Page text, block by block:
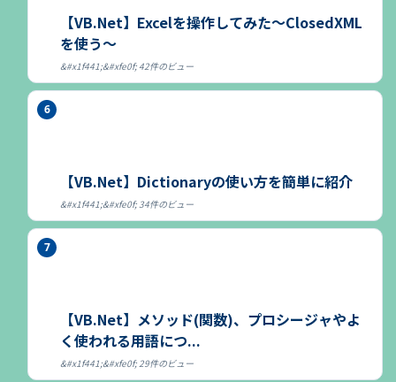
【VB.Net】Excelを操作してみた～ClosedXML
を使う～
42件のビュー
【VB.Net】Dictionaryの使い方を簡単に紹介
34件のビュー
【VB.Net】メソッド(関数)、プロシージャやよ
く使われる用語につ...
29件のビュー